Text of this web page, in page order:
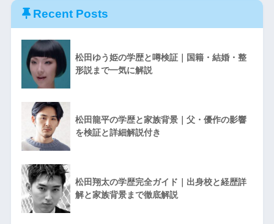
Recent Posts
松田ゆう姫の学歴と噂検証｜国籍・結婚・整
形説まで一気に解説
松田龍平の学歴と家族背景｜父・優作の影響
を検証と詳細解説付き
松田翔太の学歴完全ガイド｜出身校と経歴詳
解と家族背景まで徹底解説